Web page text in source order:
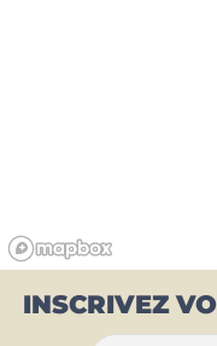
INSCRIVEZ